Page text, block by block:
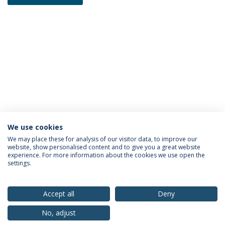
Política de Privacidade
Termos & Condições
Direitos do Titular dos Dados
© 2026 Universidade Católica Portuguesa
We use cookies
We may place these for analysis of our visitor data, to improve our
website, show personalised content and to give you a great website
experience. For more information about the cookies we use open the
settings.
Accept all
Deny
No, adjust